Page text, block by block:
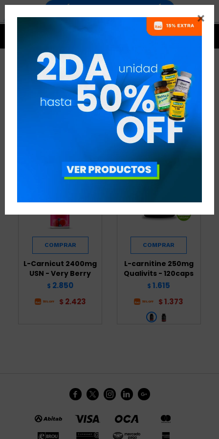

CARNITINA - CICLISMO
CARNITINA DISCIPLINA:CICLISMO
RECOMENDADOS
L-Carnicut 2400mg
USN - Very Berry
$ 2.850
$ 2.423
L-carnitine 250mg
Qualivits - 120caps
$ 1.615
$ 1.373
    